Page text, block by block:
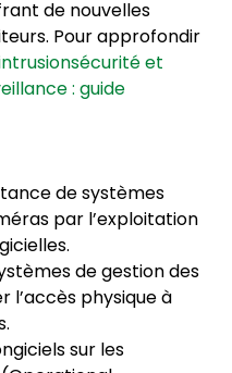
de nouvelles
Pour approfondir
et
: guide
de systèmes
par l’exploitation
de gestion des
l’accès physique à
sur les